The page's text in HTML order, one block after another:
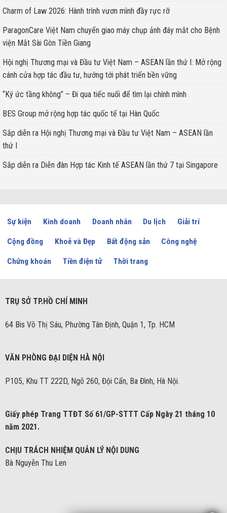
Charm of Law 2026: Hành trình vươn mình đầy rực rỡ
ParagonCare Việt Nam chuyển giao máy chụp ảnh đáy mắt cho Bệnh
viện Mắt Sài Gòn Tiền Giang
Hội nghị Thương mại và Đầu tư Việt Nam – ASEAN lần thứ I: Mở rộng
cánh cửa hợp tác đầu tư, hướng tới phát triển bền vững
“Ký ức tầng không” – Đi qua tiếc nuối để tìm lại chính mình
BES Group mở rộng hợp tác quốc tế tại Hàn Quốc
Sắp diễn ra Hội nghị Thương mại và Đầu tư Việt Nam – ASEAN lần
thứ I
Sắp diễn ra Diễn đàn Hợp tác Kinh tế ASEAN lần thứ 7 tại Singapore
Sự kiện Kinh doanh Doanh nhân Du lịch Giải trí
Cộng đồng Khoẻ và Đẹp Bất động sản Công nghệ
Chứng khoán Tiền điện tử Thời trang
TRỤ SỞ TP.HỒ CHÍ MINH
64 Bis Võ Thị Sáu, Phường Tân Định, Quận 1, Tp. HCM
VĂN PHÒNG ĐẠI DIỆN HÀ NỘI
P105, Khu TT 222D, Ngõ 260, Đội Cấn, Ba Đình, Hà Nội.
Giấy phép Trang TTĐT Số 61/GP-STTT Cấp Ngày 21 tháng 10
năm 2021.
CHỊU TRÁCH NHIỆM QUẢN LÝ NỘI DUNG
Bà Nguyễn Thu Len